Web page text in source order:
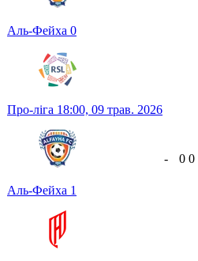
Аль-Фейха 0
Про-ліга 18:00, 09 трав. 2026
Аль-Фейха 1
- 0 0